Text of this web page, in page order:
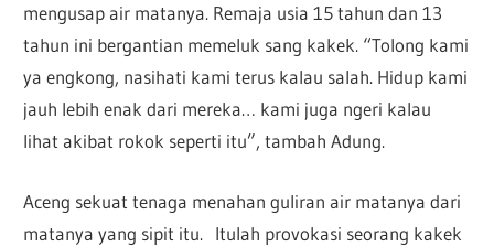
mengusap air matanya. Remaja usia 15 tahun dan 13
tahun ini bergantian memeluk sang kakek. “Tolong kami
ya engkong, nasihati kami terus kalau salah. Hidup kami
jauh lebih enak dari mereka… kami juga ngeri kalau
lihat akibat rokok seperti itu”, tambah Adung.
Aceng sekuat tenaga menahan guliran air matanya dari
matanya yang sipit itu. Itulah provokasi seorang kakek